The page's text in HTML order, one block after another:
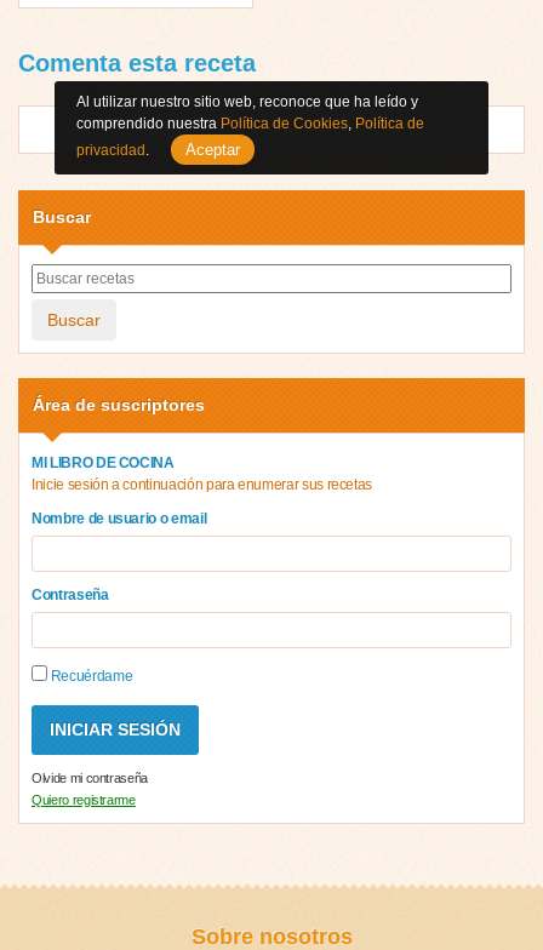
Comenta esta receta
Buscar
Buscar
Área de suscriptores
MI LIBRO DE COCINA
Inicie sesión a continuación para enumerar sus recetas
Nombre de usuario o email
Contraseña
Recuérdame
Olvide mi contraseña
Quiero registrarme
Sobre nosotros
Al utilizar nuestro sitio web, reconoce que ha leído y
comprendido nuestra Política de Cookies, Política de
privacidad . Aceptar